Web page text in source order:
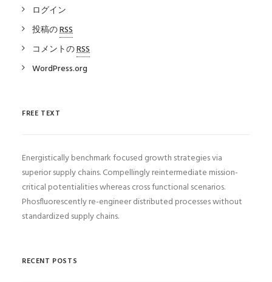
ログイン
投稿のRSS
コメントのRSS
WordPress.org
FREE TEXT
Energistically benchmark focused growth strategies via
superior supply chains. Compellingly reintermediate mission-
critical potentialities whereas cross functional scenarios.
Phosfluorescently re-engineer distributed processes without
standardized supply chains.
RECENT POSTS